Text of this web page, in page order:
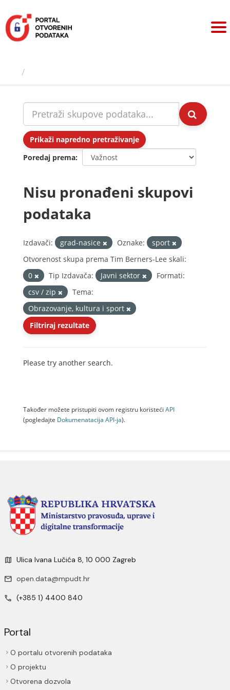
sadržaj
Prikaži napredno pretraživanje
Poredaj prema
Nisu pronađeni skupovi
podataka
Izdavači: grad-nasice Oznake:
sport
Otvorenost skupa prema Tim Berners-Lee skali:
0
Tip Izdavača: Javni sektor
Formati:
csv / zip
Tema:
Obrazovanje, kultura i sport
Filtriraj rezultate
Please try another search.
Također možete pristupiti ovom registru koristeći API
(pogledajte Dokumenаtаcijа API-jа).